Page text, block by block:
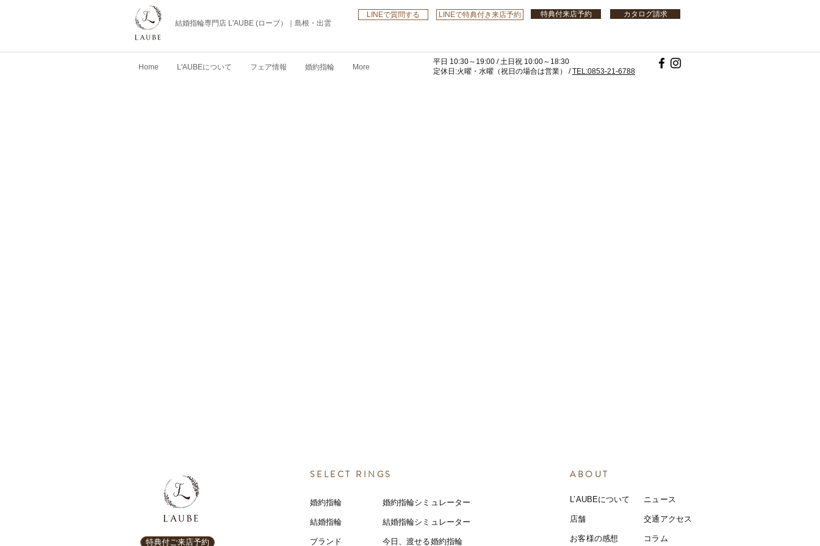
結婚指輪専門店 L'AUBE (ローブ）｜島根・出雲
LINEで質問する LINEで特典付き来店予約 特典付来店予約 カタログ請求
Home L'AUBEについて フェア情報 婚約指輪 More
平日 10:30～19:00 /土日祝 10:00～18:30
​定休日:火曜・水曜 （祝日の場合は営業） /TEL:0853-21-6788
特典付ご来店予約
SELECT RINGS
婚約指輪
結婚指輪
ブランド
婚約指輪シミュレーター
結婚指輪シミ ュ レーター
今日、渡せる婚約指輪
ABOUT
L’AUBEについて
店舗
お客様の感想
​ニュース
​交通アクセス
コラム